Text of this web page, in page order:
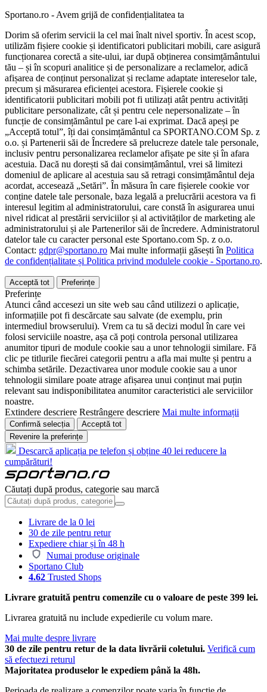
Sportano.ro - Avem grijă de confidențialitatea ta
Dorim să oferim servicii la cel mai înalt nivel sportiv. În acest scop,
utilizăm fișiere cookie și identificatori publicitari mobili, care asigură
funcționarea corectă a site-ului, iar după obținerea consimțământului
tău – și în scopuri analitice și de personalizare a reclamelor, adică
afișarea de conținut personalizat și reclame adaptate intereselor tale,
precum și măsurarea eficienței acestora. Fișierele cookie și
identificatorii publicitari mobili pot fi utilizați atât pentru activități
publicitare personalizate, cât și pentru cele nepersonalizate – în
funcție de consimțământul pe care l-ai exprimat. Dacă apeși pe
„Acceptă totul”, îți dai consimțământul ca SPORTANO.COM Sp. z
o.o. și Partenerii săi de Încredere să prelucreze datele tale personale,
inclusiv pentru personalizarea reclamelor afișate pe site și în afara
acestuia. Dacă nu dorești să dai consimțământul, vrei să limitezi
domeniul de aplicare al acestuia sau să retragi consimțământul deja
acordat, accesează „Setări”. În măsura în care fișierele cookie vor
conține datele tale personale, baza legală a prelucrării acestora va fi
interesul legitim al administratorului, care constă în asigurarea unui
nivel ridicat al prestării serviciilor și al activităților de marketing ale
administratorului și ale Partenerilor săi de încredere. Administratorul
datelor tale cu caracter personal este Sportano.com Sp. z o.o.
Contact: gdpr@sportano.ro Mai multe informații găsești în Politica
de confidențialitate și Politica privind modulele cookie - Sportano.ro.
Acceptă tot Preferințe
Preferințe
Atunci când accesezi un site web sau când utilizezi o aplicație,
informațiile pot fi descărcate sau salvate (de exemplu, prin
intermediul browserului). Vrem ca tu să decizi modul în care vei
folosi serviciile noastre, așa că poți controla personal utilizarea
anumitor tipuri de module cookie sau a unor tehnologii similare. Fă
clic pe titlurile fiecărei categorii pentru a afla mai multe și pentru a
schimba setările. Dezactivarea unor module cookie sau a unor
tehnologii similare poate atrage afișarea unui conținut mai puțin
relevant sau indisponibilitatea anumitor caracteristici ale serviciilor
noastre.
Extindere descriere Restrângere descriere Mai multe informații
Confirmă selecția
Acceptă tot
Revenire la preferințe
Descarcă aplicația pe telefon și obține 40 lei reducere la
cumpărături!
Căutați după produs, categorie sau marcă
Livrare de la 0 lei
30 de zile pentru retur
Expediere chiar și în 48 h
Numai produse originale
Sportano Club
4.62 Trusted Shops
Livrare gratuită pentru comenzile cu o valoare de peste 399 lei.
Livrarea gratuită nu include expedierile cu volum mare.
Mai multe despre livrare
30 de zile pentru retur de la data livrării coletului. Verifică cum
să efectuezi returul
Majoritatea produselor le expediem până la 48h.